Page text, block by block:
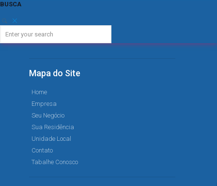
BUSCA
Mapa do Site
Home
Empresa
Seu Negócio
Sua Residência
Unidade Local
Contato
Tabalhe Conosco